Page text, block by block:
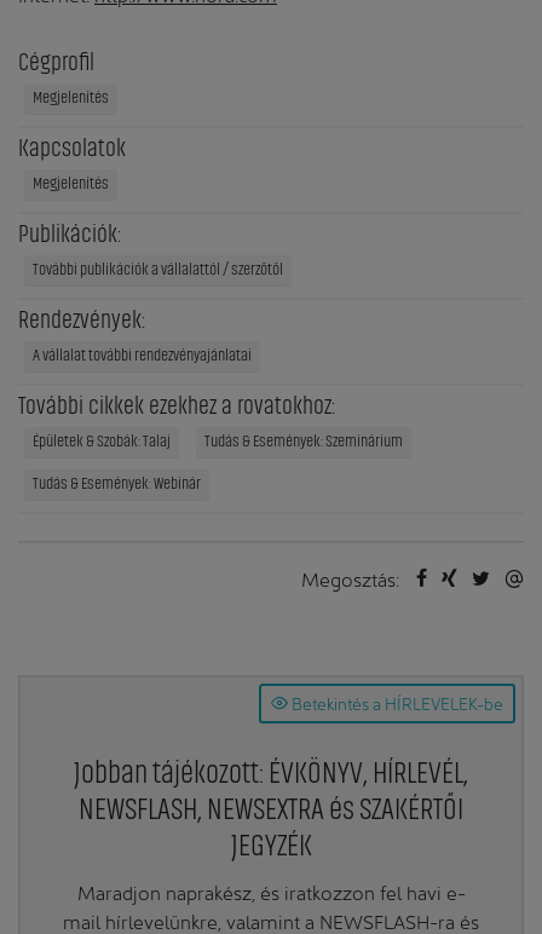
Cégprofil
Megjelenítés
Kapcsolatok
Megjelenítés
Publikációk:
További publikációk a vállalattól / szerzőtől
Rendezvények:
A vállalat további rendezvényajánlatai
További cikkek ezekhez a rovatokhoz:
Épületek & Szobák: Talaj Tudás & Események: Szeminárium
Tudás & Események: Webinár
Megosztás:
Betekintés a HÍRLEVELEK-be
Jobban tájékozott: ÉVKÖNYV, HÍRLEVÉL,
NEWSFLASH, NEWSEXTRA és SZAKÉRTŐI
JEGYZÉK
Maradjon naprakész, és iratkozzon fel havi e-
mail hírlevelünkre, valamint a NEWSFLASH-ra és